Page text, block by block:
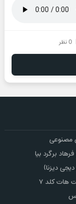
0 نظر
مصنوعی
برگرد بیا
دیزنا)
هات کلد ۷